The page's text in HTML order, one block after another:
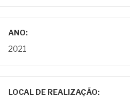
ANO:
2021
LOCAL DE REALIZAÇÃO: